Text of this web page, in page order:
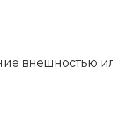
внешностью